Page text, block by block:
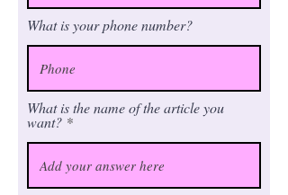
What is your phone number?
What is the name of the article you
want?